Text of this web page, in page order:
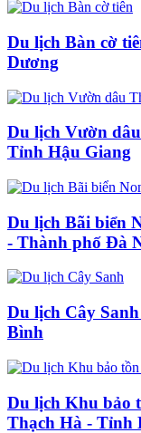
Du lịch Bàn cờ
Dương
Du lịch Vườn
Tỉnh Hậu Giang
Du lịch Bãi biển
- Thành phố Đà
Du lịch Cây
Bình
Du lịch Khu bảo
Thạch Hà - Tỉnh